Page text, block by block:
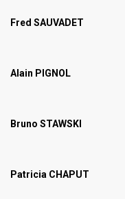
Fred SAUVADET
Alain PIGNOL
Bruno STAWSKI
Patricia CHAPUT